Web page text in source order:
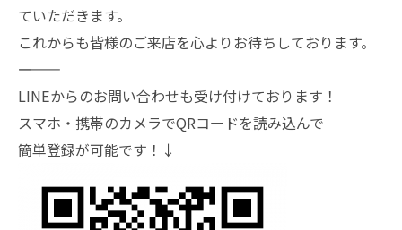
ていただきます。
これからも皆様のご来店を心よりお待ちしております。
―――――――
LINEからのお問い合わせも受け付けております！
スマホ・携帯のカメラでQRコードを読み込んで
簡単登録が可能です！↓